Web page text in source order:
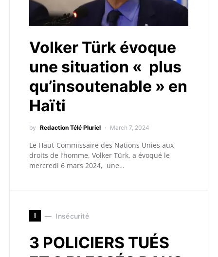
Volker Türk évoque
une situation « plus
qu’insoutenable » en
Haïti
by Redaction Télé Pluriel March 7, 2024
Le Haut-Commissaire des Nations Unies aux
droits de l’homme, Volker Türk, a évoqué le
mercredi 6 mars 2024, une…
I Insécurité
3 POLICIERS TUÉS